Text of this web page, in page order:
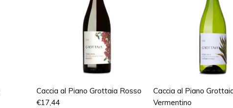
Caccia al Piano Grottaia Rosso
€17,44
Caccia al Piano
Vermentino